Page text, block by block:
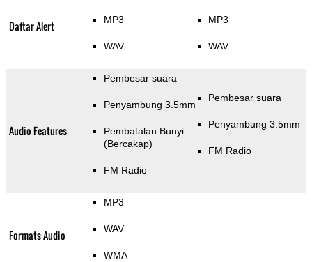
Daftar Alert MP3
WAV
MP3
WAV
Audio Features
Pembesar suara
Penyambung 3.5mm
Pembatalan Bunyi
(Bercakap)
FM Radio
Pembesar suara
Penyambung 3.5mm
FM Radio
Formats Audio
MP3
WAV
WMA